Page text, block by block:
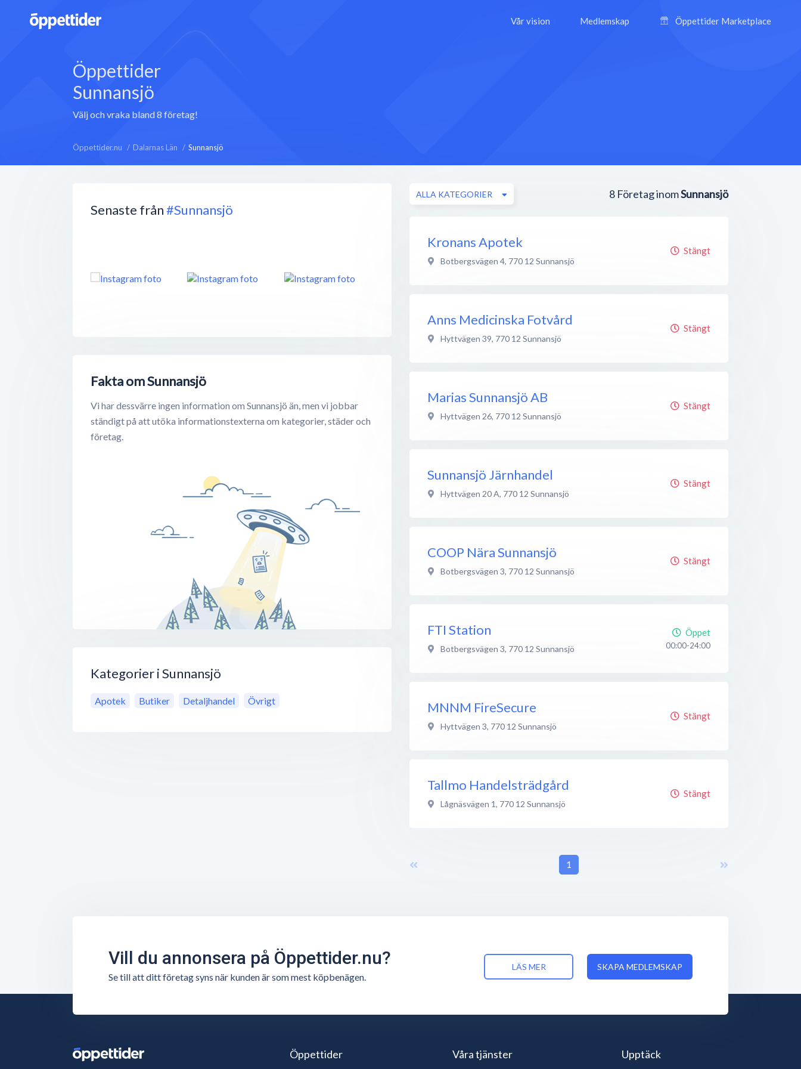
Vår vision Medlemskap Öppettider Marketplace
Öppettider
Sunnansjö
Välj och vraka bland 8 företag!
Öppettider.nu Dalarnas Län Sunnansjö
Senaste från#Sunnansjö
Fakta om Sunnansjö
Vi har dessvärre ingen information om Sunnansjö än, men vi jobbar
ständigt på att utöka informationstexterna om kategorier, städer och
företag.
Kategorier i Sunnansjö
Apotek Butiker Detaljhandel Övrigt
8 Företag inomSunnansjö
ALLA KATEGORIER
Kronans Apotek
Botbergsvägen 4, 770 12 Sunnansjö
Stängt
Anns Medicinska Fotvård
Hyttvägen 39, 770 12 Sunnansjö
Stängt
Marias Sunnansjö AB
Hyttvägen 26, 770 12 Sunnansjö
Stängt
Sunnansjö Järnhandel
Hyttvägen 20 A, 770 12 Sunnansjö
Stängt
COOP Nära Sunnansjö
Botbergsvägen 3, 770 12 Sunnansjö
Stängt
FTI Station
Botbergsvägen 3, 770 12 Sunnansjö
Öppet
00:00-24:00
MNNM FireSecure
Hyttvägen 3, 770 12 Sunnansjö
Stängt
Tallmo Handelsträdgård
Lågnäsvägen 1, 770 12 Sunnansjö
Stängt
1
Vill du annonsera på Öppettider.nu?
Se till att ditt företag syns när kunden är som mest köpbenägen.
LÄS MER SKAPA MEDLEMSKAP
Öppettider Våra tjänster Upptäck